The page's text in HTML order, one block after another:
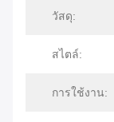
วัสดุ:
สไตล์:
การใช้งาน: